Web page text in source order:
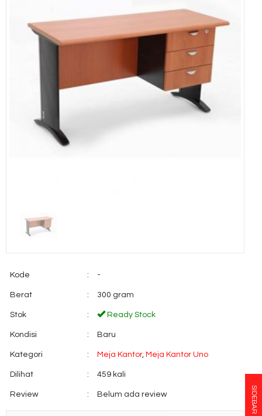
Kode : -
Berat : 300 gram
Stok : Ready Stock
Kondisi : Baru
Kategori : Meja Kantor, Meja Kantor Uno
Dilihat : 459 kali
Review : Belum ada review SIDEBAR